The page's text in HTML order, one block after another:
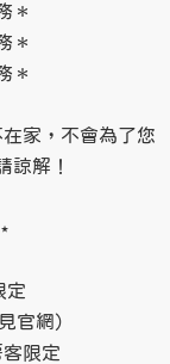
＊
＊
＊
家，不會為了您
諒解！
定
官網）
限定